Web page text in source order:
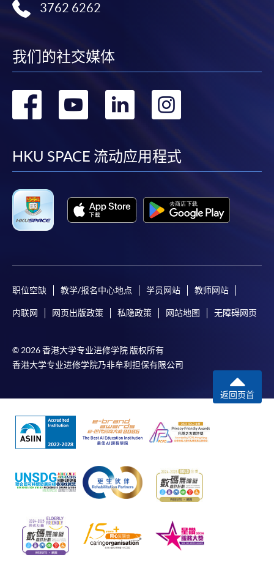
3762 6262
我们的社交媒体
转
facebook
转
youtube
转
linkedin
转
HKU SPACE 流动应用程式
职位空缺 教学/报名中心地点 学员网站 教师网站
内联网 网页出版政策 私隐政策 网站地图 无障碍网页
© 2026 香港大学专业进修学院 版权所有
香港大学专业进修学院乃非牟利担保有限公司
返回页首